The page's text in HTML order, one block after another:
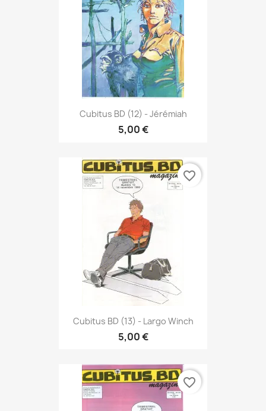
Cubitus BD (12) - Jérémiah
5,00 €
Cubitus BD (13) - Largo Winch
5,00 €
favorite_border
favorite_border